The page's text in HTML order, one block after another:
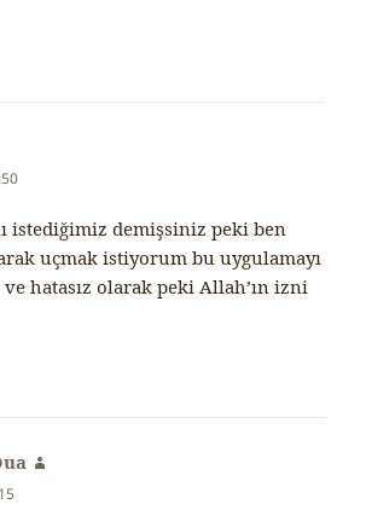
istediğimiz demişsiniz peki ben
uçmak istiyorum bu uygulamayı
hatasız olarak peki Allah’ın izni